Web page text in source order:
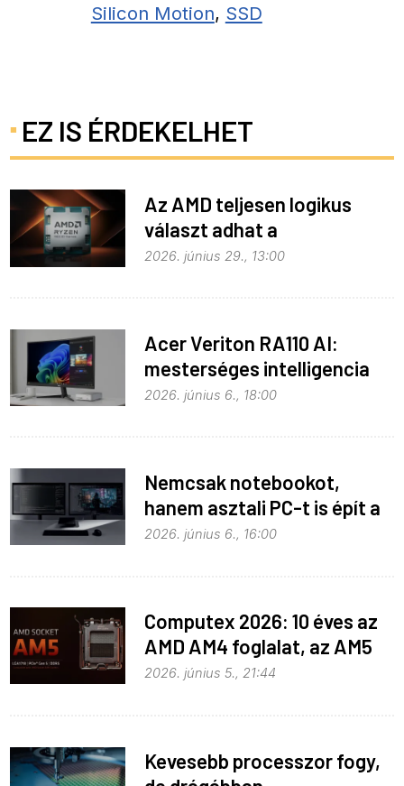
Silicon Motion, SSD
EZ IS ÉRDEKELHET
Az AMD teljesen logikus
választ adhat a
memóriaválságra
2026. június 29., 13:00
Acer Veriton RA110 AI:
mesterséges intelligencia
helyben
2026. június 6., 18:00
Nemcsak notebookot,
hanem asztali PC-t is épít a
Microsoft az RTX Spark köré
2026. június 6., 16:00
Computex 2026: 10 éves az
AMD AM4 foglalat, az AM5
pedig még három évig
2026. június 5., 21:44
Kevesebb processzor fogy,